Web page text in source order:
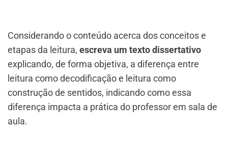
Considerando o conteúdo acerca dos conceitos e
etapas da leitura, escreva um texto dissertativo
explicando, de forma objetiva, a diferença entre
leitura como decodificação e leitura como
construção de sentidos, indicando como essa
diferença impacta a prática do professor em sala de
aula.